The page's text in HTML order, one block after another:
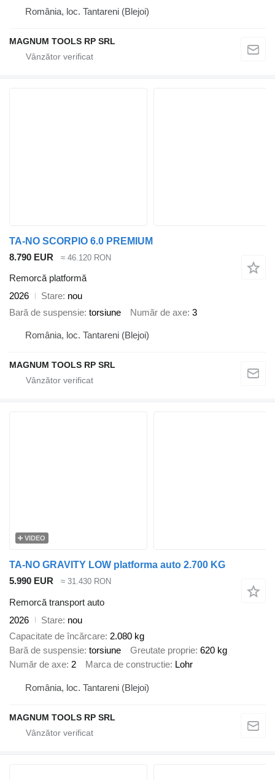
România, loc. Tantareni (Blejoi)
MAGNUM TOOLS RP SRL
TA-NO SCORPIO 6.0 PREMIUM
8.790 EUR
≈ 46.120 RON
Remorcă platformă
2026
Stare nou
Bară de suspensie torsiune Număr de axe 3
România, loc. Tantareni (Blejoi)
MAGNUM TOOLS RP SRL
VIDEO
TA-NO GRAVITY LOW platforma auto 2.700 KG
5.990 EUR
≈ 31.430 RON
Remorcă transport auto
2026
Stare nou
Capacitate de încărcare 2.080 kg
Bară de suspensie torsiune Greutate proprie 620 kg
Număr de axe 2 Marca de constructie Lohr
România, loc. Tantareni (Blejoi)
MAGNUM TOOLS RP SRL